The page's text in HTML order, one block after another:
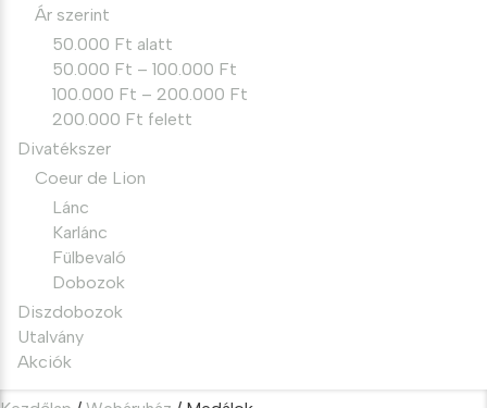
Ár szerint
50.000 Ft alatt
50.000 Ft – 100.000 Ft
100.000 Ft – 200.000 Ft
200.000 Ft felett
Divatékszer
Coeur de Lion
Lánc
Karlánc
Fülbevaló
Dobozok
Diszdobozok
Utalvány
Akciók